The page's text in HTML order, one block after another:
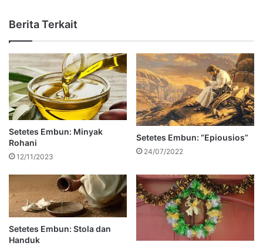
Berita Terkait
Setetes Embun: Minyak
Rohani
12/11/2023
Setetes Embun: “Epiousios”
24/07/2022
Setetes Embun: Stola dan
Handuk